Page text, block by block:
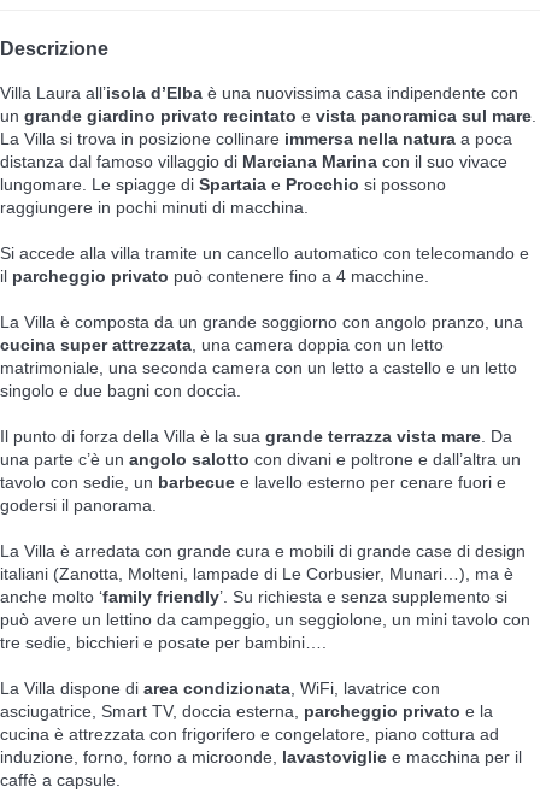
Descrizione
Villa Laura all’isola d’Elba è una nuovissima casa indipendente con
un grande giardino privato recintato e vista panoramica sul mare
La Villa si trova in posizione collinare immersa nella natura a poca
distanza dal famoso villaggio di Marciana Marina con il suo vivace
lungomare. Le spiagge di Spartaia e Procchio si possono
raggiungere in pochi minuti di macchina.
Si accede alla villa tramite un cancello automatico con telecomando e
il parcheggio privato può contenere fino a 4 macchine.
La Villa è composta da un grande soggiorno con angolo pranzo, una
cucina super attrezzata , una camera doppia con un letto
matrimoniale, una seconda camera con un letto a castello e un letto
singolo e due bagni con doccia.
Il punto di forza della Villa è la sua grande terrazza vista mare . Da
una parte c’è un angolo salotto con divani e poltrone e dall’altra un
tavolo con sedie, un barbecue e lavello esterno per cenare fuori e
godersi il panorama.
La Villa è arredata con grande cura e mobili di grande case di design
italiani (Zanotta, Molteni, lampade di Le Corbusier, Munari…), ma è
anche molto ‘family friendly’. Su richiesta e senza supplemento si
può avere un lettino da campeggio, un seggiolone, un mini tavolo con
tre sedie, bicchieri e posate per bambini….
La Villa dispone di area condizionata , WiFi, lavatrice con
asciugatrice, Smart TV, doccia esterna, parcheggio privato e la
cucina è attrezzata con frigorifero e congelatore, piano cottura ad
induzione, forno, forno a microonde, lavastoviglie e macchina per il
caffè a capsule.